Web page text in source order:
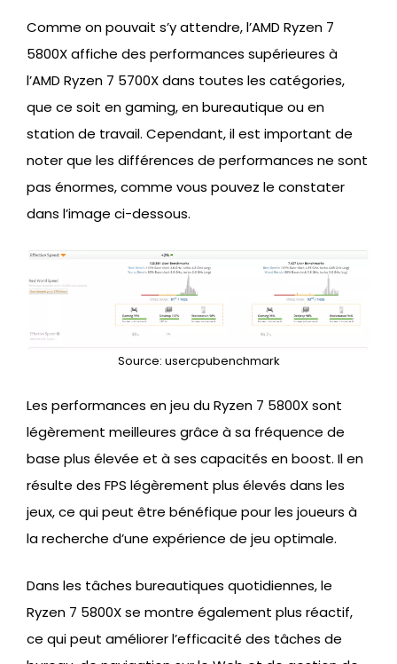
Comme on pouvait s’y attendre, l’AMD Ryzen 7
5800X affiche des performances supérieures à
l’AMD Ryzen 7 5700X dans toutes les catégories,
que ce soit en gaming, en bureautique ou en
station de travail. Cependant, il est important de
noter que les différences de performances ne sont
pas énormes, comme vous pouvez le constater
dans l’image ci-dessous.
Source: usercpubenchmark
Les performances en jeu du Ryzen 7 5800X sont
légèrement meilleures grâce à sa fréquence de
base plus élevée et à ses capacités en boost. Il en
résulte des FPS légèrement plus élevés dans les
jeux, ce qui peut être bénéfique pour les joueurs à
la recherche d’une expérience de jeu optimale.
Dans les tâches bureautiques quotidiennes, le
Ryzen 7 5800X se montre également plus réactif,
ce qui peut améliorer l’efficacité des tâches de